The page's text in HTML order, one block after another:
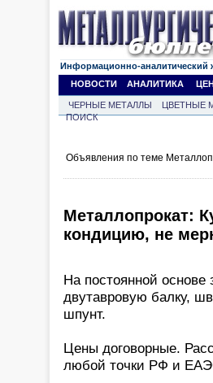
Информационно-аналитический
НОВОСТИ
АНАЛИТИКА
ЧЕРНЫЕ МЕТАЛЛЫ ЦВЕТНЫЕ
ПОИСК
Объявления по теме
Металлопрокат:
кондицию, не
На постоянной
двутавровую балку,
шпунт.
Цены договорные.
любой точки РФ и